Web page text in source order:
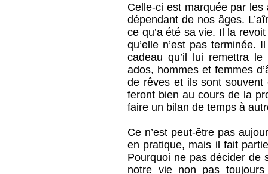
Celle-ci est marquée par
dépendant de nos âges.
ce qu’a été sa vie. Il la
qu’elle n’est pas
cadeau qu’il lui remettra
ados, hommes et femmes
de rêves et ils sont souvent
feront bien au cours de la
faire un bilan de temps à
Ce n’est peut-être pas
en pratique, mais il fait
Pourquoi ne pas décider de
notre vie non pas